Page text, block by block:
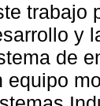
trabajo
y
de
equipo